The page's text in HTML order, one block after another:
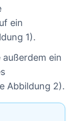
ein
1).
ein
Abbildung 2).